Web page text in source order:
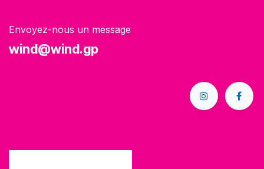
Envoyez-nous un message
wind@wind.gp